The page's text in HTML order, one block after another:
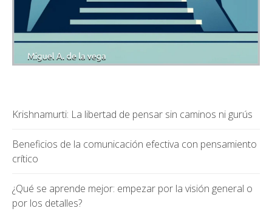
Krishnamurti: La libertad de pensar sin caminos ni gurús
Beneficios de la comunicación efectiva con pensamiento
crítico
¿Qué se aprende mejor: empezar por la visión general o
por los detalles?